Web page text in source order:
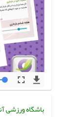
باشگاه ورزشی